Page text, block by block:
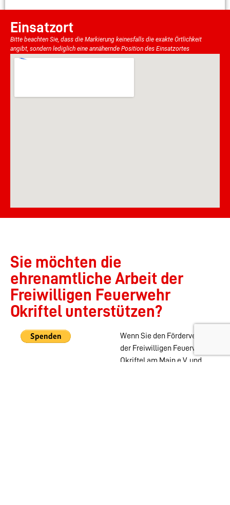
Einsatzort
Bitte beachten Sie, dass die Markierung keinesfalls die exakte Örtlichkeit
angibt, sondern lediglich eine annähernde Position des Einsatzortes
Sie möchten die
ehrenamtliche Arbeit der
Freiwilligen Feuerwehr
Okriftel unterstützen?
Wenn Sie den Förderverein
der Freiwilligen Feuerwehr
Okriftel am Main e.V. und